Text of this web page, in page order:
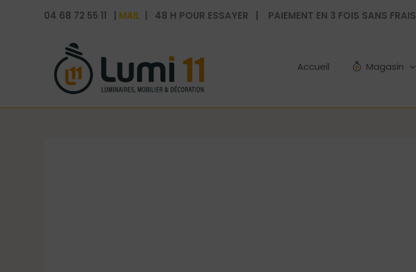
04 68 72 55 11 | MAIL | 48 H POUR ESSAYER | PAIEMENT EN 3 FOIS SANS FRAIS
Accueil Magasin